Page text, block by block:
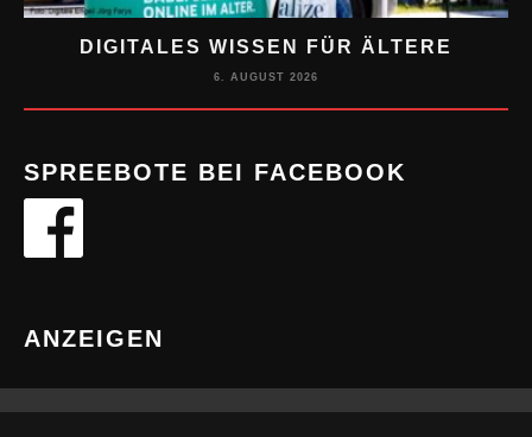
DIGITALES WISSEN FÜR ÄLTERE
6. AUGUST 2026
SPREEBOTE BEI FACEBOOK
ANZEIGEN